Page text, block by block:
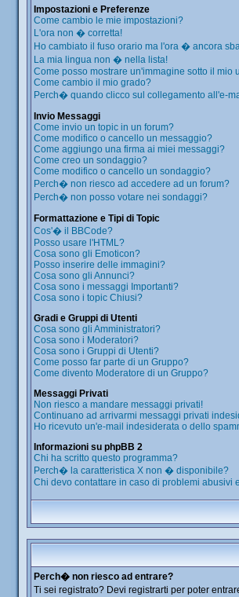
Impostazioni e Preferenze
Come cambio le mie impostazioni?
L'ora non � corretta!
Ho cambiato il fuso orario ma l'ora � ancora
La mia lingua non � nella lista!
Come posso mostrare un'immagine sotto il mio
Come cambio il mio grado?
Perch� quando clicco sul collegamento all'e-
Invio Messaggi
Come invio un topic in un forum?
Come modifico o cancello un messaggio?
Come aggiungo una firma ai miei messaggi?
Come creo un sondaggio?
Come modifico o cancello un sondaggio?
Perch� non riesco ad accedere ad un forum?
Perch� non posso votare nei sondaggi?
Formattazione e Tipi di Topic
Cos'� il BBCode?
Posso usare l'HTML?
Cosa sono gli Emoticon?
Posso inserire delle immagini?
Cosa sono gli Annunci?
Cosa sono i messaggi Importanti?
Cosa sono i topic Chiusi?
Gradi e Gruppi di Utenti
Cosa sono gli Amministratori?
Cosa sono i Moderatori?
Cosa sono i Gruppi di Utenti?
Come posso far parte di un Gruppo?
Come divento Moderatore di un Gruppo?
Messaggi Privati
Non riesco a mandare messaggi privati!
Continuano ad arrivarmi messaggi privati
Ho ricevuto un'e-mail indesiderata o dello
Informazioni su phpBB 2
Chi ha scritto questo programma?
Perch� la caratteristica X non � disponibile?
Chi devo contattare in caso di problemi abusivi
Perch� non riesco ad entrare?
Ti sei registrato? Devi registrarti per poter